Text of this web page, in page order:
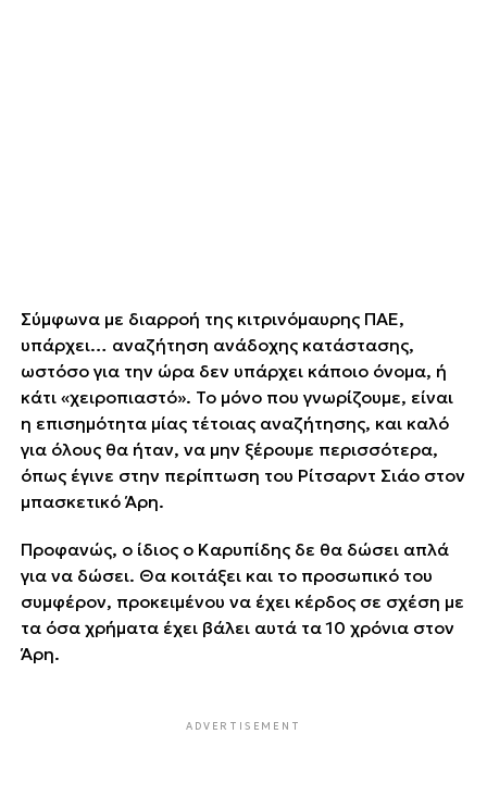
Σύμφωνα με διαρροή της κιτρινόμαυρης ΠΑΕ,
υπάρχει… αναζήτηση ανάδοχης κατάστασης,
ωστόσο για την ώρα δεν υπάρχει κάποιο όνομα, ή
κάτι «χειροπιαστό». Το μόνο που γνωρίζουμε, είναι
η επισημότητα μίας τέτοιας αναζήτησης, και καλό
για όλους θα ήταν, να μην ξέρουμε περισσότερα,
όπως έγινε στην περίπτωση του Ρίτσαρντ Σιάο στον
μπασκετικό Άρη.
Προφανώς, ο ίδιος ο Καρυπίδης δε θα δώσει απλά
για να δώσει. Θα κοιτάξει και το προσωπικό του
συμφέρον, προκειμένου να έχει κέρδος σε σχέση με
τα όσα χρήματα έχει βάλει αυτά τα 10 χρόνια στον
Άρη.
ADVERTISEMENT